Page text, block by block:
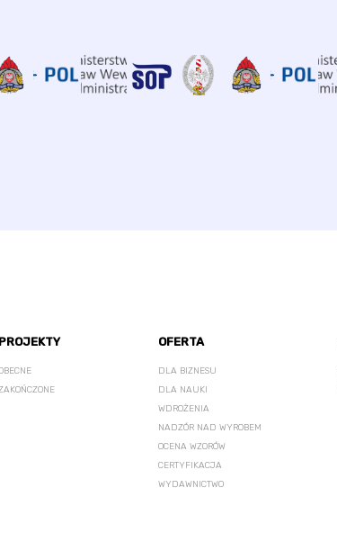
PROJEKTY OFERTA
DLA BIZNESU
DLA NAUKI
WDROŻENIA
NADZÓR NAD WYROBEM
OCENA WZORÓW
CERTYFIKACJA
WYDAWNICTWO